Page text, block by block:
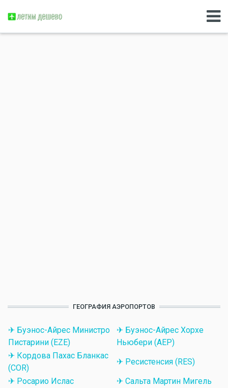
ГЕОГРАФИЯ АЭРОПОРТОВ
✈ Буэнос-Айрес Министро
Пистарини (EZE)
✈ Буэнос-Айрес Хорхе
Ньюбери (AEP)
✈ Кордова Пахас Бланкас
(COR)
✈ Ресистенсия (RES)
✈ Росарио Ислас
✈ Сальта Мартин Мигель